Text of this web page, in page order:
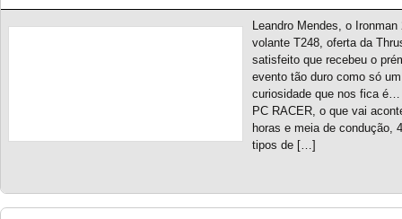
Leandro Mendes, o
volante T248, oferta da
satisfeito que recebeu o
evento tão duro como só
curiosidade que nos fica
PC RACER, o que vai
horas e meia de condução,
tipos de […]